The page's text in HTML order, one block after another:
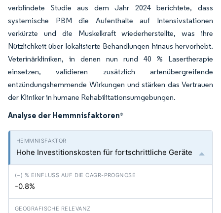
verblindete Studie aus dem Jahr 2024 berichtete, dass
systemische PBM die Aufenthalte auf Intensivstationen
verkürzte und die Muskelkraft wiederherstellte, was ihre
Nützlichkeit über lokalisierte Behandlungen hinaus hervorhebt.
Veterinärkliniken, in denen nun rund 40 % Lasertherapie
einsetzen, validieren zusätzlich artenübergreifende
entzündungshemmende Wirkungen und stärken das Vertrauen
der Kliniker in humane Rehabilitationsumgebungen.
Analyse der Hemmnisfaktoren*
Hohe Investitionskosten für fortschrittliche Geräte
-0.8%